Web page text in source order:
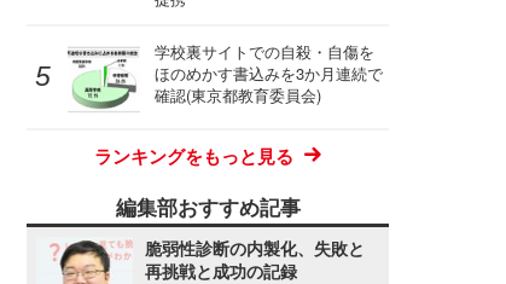
学校裏サイトでの自殺・自傷を
ほのめかす書込みを3か月連続で
確認(東京都教育委員会)
ランキングをもっと見る
編集部おすすめ記事
脆弱性診断の内製化、失敗と
再挑戦と成功の記録